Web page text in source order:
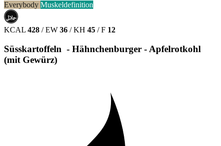
Everybody Muskeldefinition
حلال
HALAL
KCAL 428 / EW 36 / KH 45 / F 12
Süsskartoffeln - Hähnchenburger - Apfelrotkohl
(mit Gewürz)